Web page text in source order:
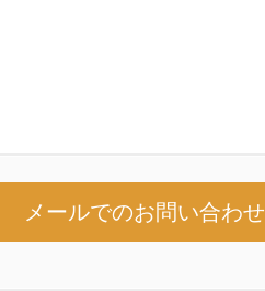
メールでのお問い合わせ